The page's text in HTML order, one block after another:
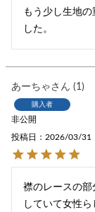
もう少し生地
した。
あーちゃ 1
購入者
非公開
投稿日 2026/03/31
襟のレースの部
していて女性